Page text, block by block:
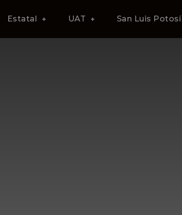
Estatal UAT San Luis Potosí